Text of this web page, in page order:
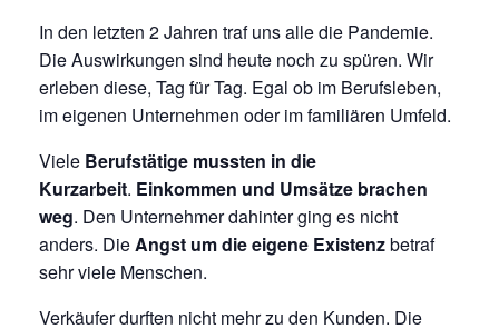
In den letzten 2 Jahren traf uns alle die Pandemie.
Die Auswirkungen sind heute noch zu spüren. Wir
erleben diese, Tag für Tag. Egal ob im Berufsleben,
im eigenen Unternehmen oder im familiären Umfeld.
Viele Berufstätige mussten in die
Kurzarbeit. Einkommen und Umsätze brachen
weg. Den Unternehmer dahinter ging es nicht
anders. DieAngst um die eigene Existenzbetraf
sehr viele Menschen.
Verkäufer durften nicht mehr zu den Kunden. Die